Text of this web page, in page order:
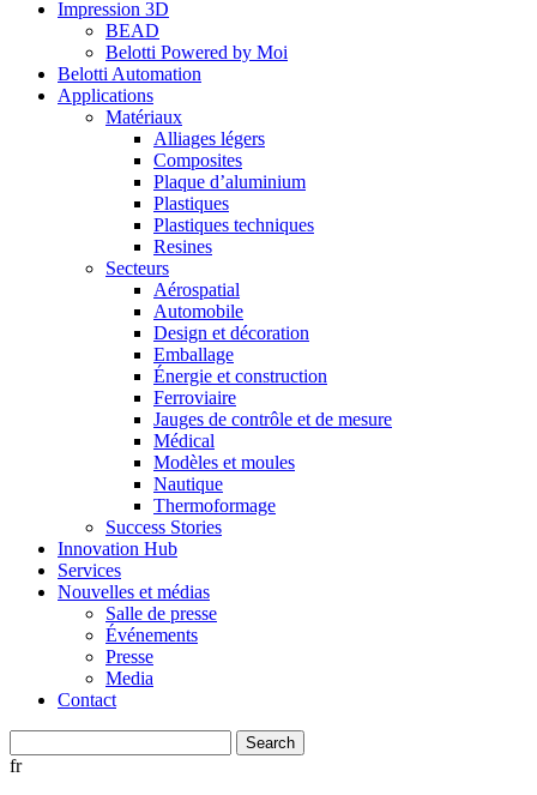
Impression 3D
BEAD
Belotti Powered by Moi
Belotti Automation
Applications
Matériaux
Alliages légers
Composites
Plaque d’aluminium
Plastiques
Plastiques techniques
Resines
Secteurs
Aérospatial
Automobile
Design et décoration
Emballage
Énergie et construction
Ferroviaire
Jauges de contrôle et de mesure
Médical
Modèles et moules
Nautique
Thermoformage
Success Stories
Innovation Hub
Services
Nouvelles et médias
Salle de presse
Événements
Presse
Media
Contact
fr